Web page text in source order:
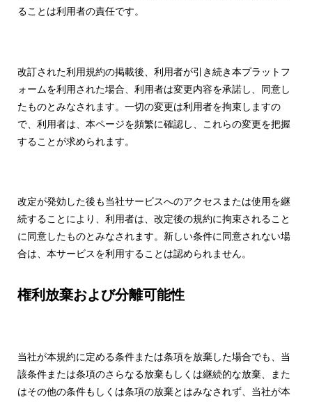
ることは利用者の責任です。
改訂された利用規約の掲載後、利用者が引き続き本プラットフ
ォームを利用された場合、利用者は変更内容を承諾し、同意し
たものとみなされます。一切の変更は利用者を拘束しますの
で、利用者は、本ページを頻繁に確認し、これらの変更を把握
することが求められます。
改定が発効した後も当社サービスへのアクセスまたは使用を継
続することにより、利用者は、改定後の規約に拘束されること
に同意したものとみなされます。新しい条件に同意されない場
合は、本サービスを利用することは認められません。
権利放棄および分離可能性
当社が本規約に定める条件または条項を放棄した場合でも、当
該条件または条項のさらなる放棄もしくは継続的な放棄、また
はその他の条件もしくは条項の放棄とはみなされず、当社が本